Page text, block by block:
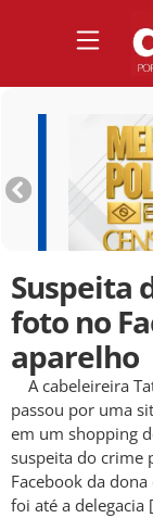
Suspeita
foto no
aparelho
A cabeleireira
passou por uma
em um shopping
suspeita do crime
Facebook da
foi até a delegacia